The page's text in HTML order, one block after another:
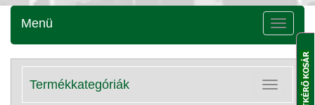
Menü
Menü
Kategóriák
lenyitása
Termékkategóriák